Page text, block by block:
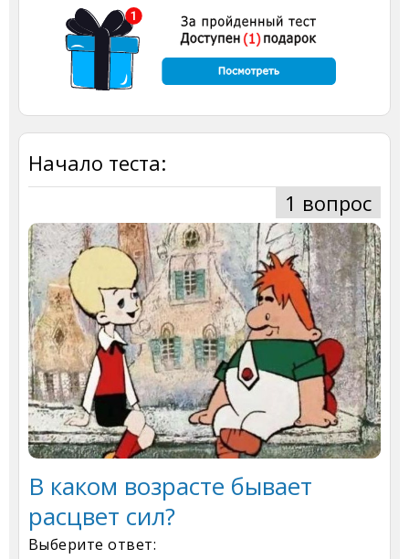
Начало теста:
1 вопрос
В каком возрасте бывает
расцвет сил?
Выберите ответ: